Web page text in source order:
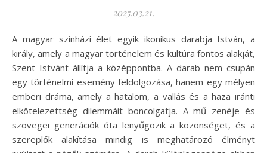
2025.03.21.
A magyar színházi élet egyik ikonikus darabja István, a
király, amely a magyar történelem és kultúra fontos alakját,
Szent Istvánt állítja a középpontba. A darab nem csupán
egy történelmi esemény feldolgozása, hanem egy mélyen
emberi dráma, amely a hatalom, a vallás és a haza iránti
elkötelezettség dilemmáit boncolgatja. A mű zenéje és
szövegei generációk óta lenyűgözik a közönséget, és a
szereplők alakítása mindig is meghatározó élményt